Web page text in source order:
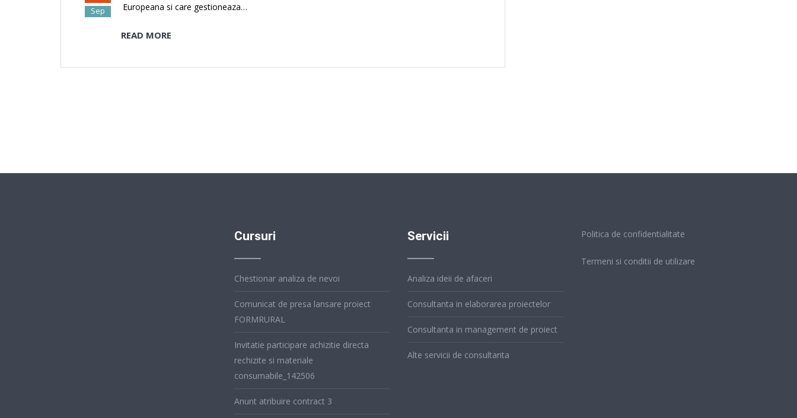
Sep
Europeana si care gestioneaza…
READ MORE
Cursuri
Chestionar analiza de nevoi
Comunicat de presa lansare proiect
FORMRURAL
Invitatie participare achizitie directa
rechizite si materiale
consumabile_142506
Anunt atribuire contract 3
Servicii
Analiza ideii de afaceri
Consultanta in elaborarea proiectelor
Consultanta in management de proiect
Alte servicii de consultanta
Politica de confidentialitate
Termeni si conditii de utilizare